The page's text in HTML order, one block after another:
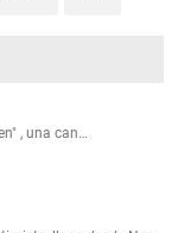
, una can…